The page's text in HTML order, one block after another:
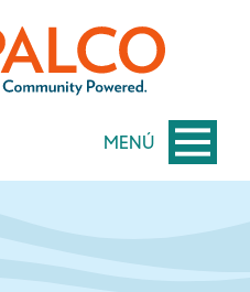
MENÚ